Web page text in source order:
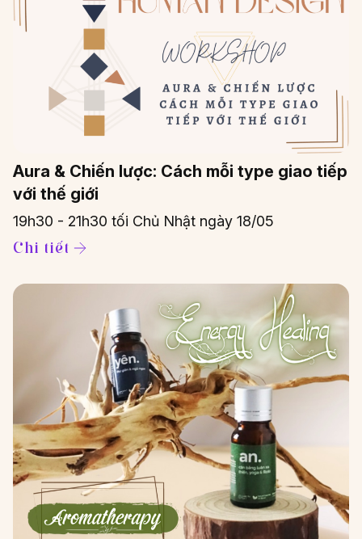
Aura & Chiến lược: Cách mỗi type giao tiếp
với thế giới
19h30 - 21h30 tối Chủ Nhật ngày 18/05
Chi tiết